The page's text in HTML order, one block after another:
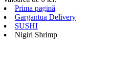
Prima pagină
Gargantua Delivery
SUSHI
Nigiri Shrimp